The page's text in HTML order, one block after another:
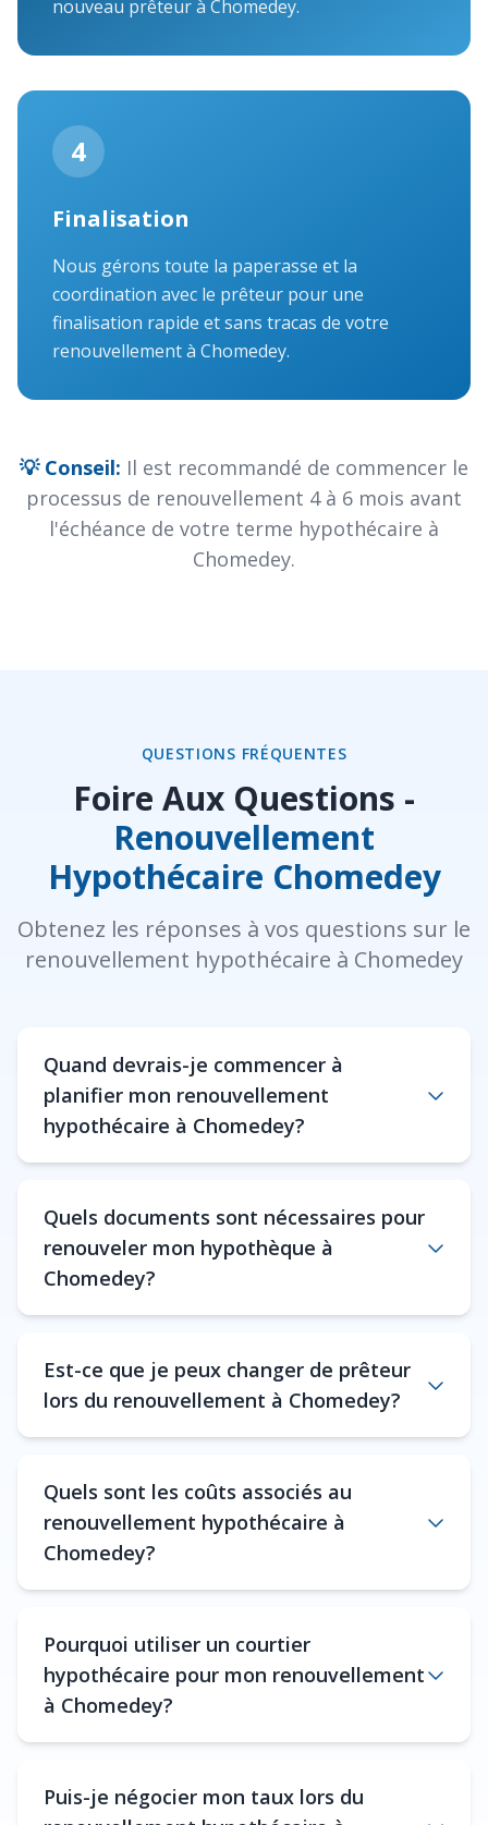
nouveau prêteur à Chomedey.
4
Finalisation
Nous gérons toute la paperasse et la
coordination avec le prêteur pour une
finalisation rapide et sans tracas de votre
renouvellement à Chomedey.
💡 Conseil: Il est recommandé de commencer le
processus de renouvellement 4 à 6 mois avant
l'échéance de votre terme hypothécaire à
Chomedey.
QUESTIONS FRÉQUENTES
Foire Aux Questions -
Renouvellement
Hypothécaire Chomedey
Obtenez les réponses à vos questions sur le
renouvellement hypothécaire à Chomedey
Quand devrais-je commencer à
planifier mon renouvellement
hypothécaire à Chomedey?
Quels documents sont nécessaires pour
renouveler mon hypothèque à
Chomedey?
Est-ce que je peux changer de prêteur
lors du renouvellement à Chomedey?
Quels sont les coûts associés au
renouvellement hypothécaire à
Chomedey?
Pourquoi utiliser un courtier
hypothécaire pour mon renouvellement
à Chomedey?
Puis-je négocier mon taux lors du